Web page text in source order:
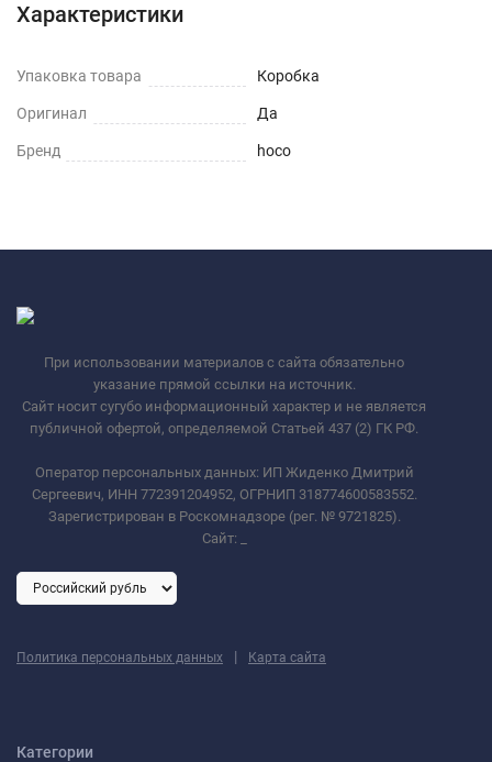
Характеристики
Упаковка товара Коробка
Оригинал Да
Бренд hoco
При использовании материалов с сайта обязательно
указание прямой ссылки на источник.
Сайт носит сугубо информационный характер и не является
публичной офертой, определяемой Статьей 437 (2) ГК РФ.
Оператор персональных данных: ИП Жиденко Дмитрий
Сергеевич, ИНН 772391204952, ОГРНИП 318774600583552.
Зарегистрирован в Роскомнадзоре (рег. № 9721825).
Сайт:
Политика персональных данных | Карта сайта
Категории